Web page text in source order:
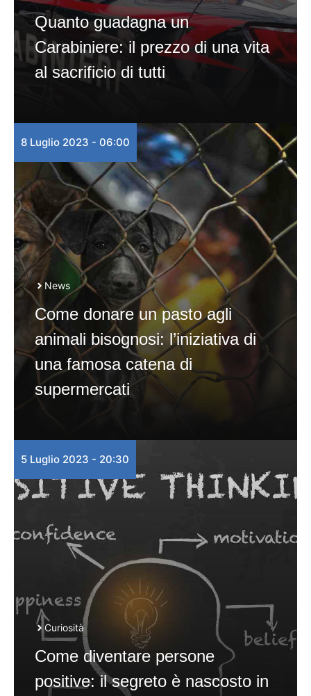
Quanto guadagna un
Carabiniere: il prezzo di una vita
al sacrificio di tutti
8 Luglio 2023 - 06:00
News
Come donare un pasto agli
animali bisognosi: l’iniziativa di
una famosa catena di
supermercati
5 Luglio 2023 - 20:30
Curiosità
Come diventare persone
positive: il segreto è nascosto in